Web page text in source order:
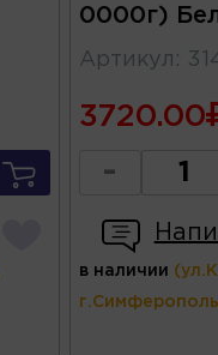
0000г)
Артикул :
3720.00
-
в наличии